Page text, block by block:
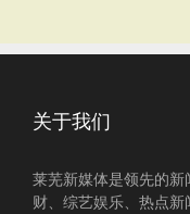
关于我们
莱芜新媒体是领先的
财、综艺娱乐、热点